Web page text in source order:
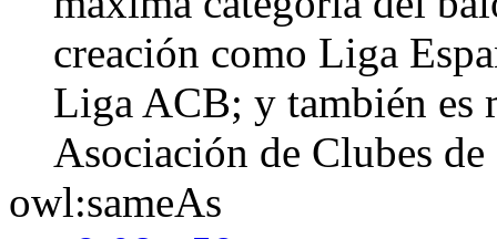
creación como Liga
Liga ACB; y también es
Asociación de Clubes
owl:sameAs